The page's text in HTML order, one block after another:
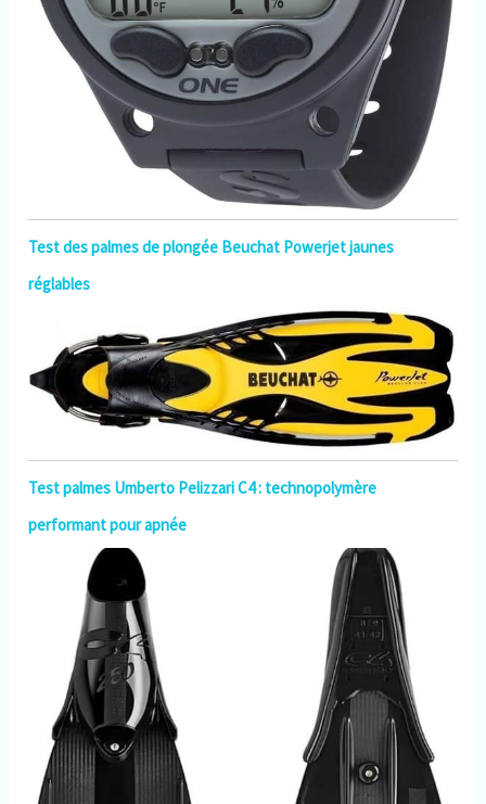
Test des palmes de plongée Beuchat Powerjet jaunes
réglables
Test palmes Umberto Pelizzari C4 : technopolymère
performant pour apnée